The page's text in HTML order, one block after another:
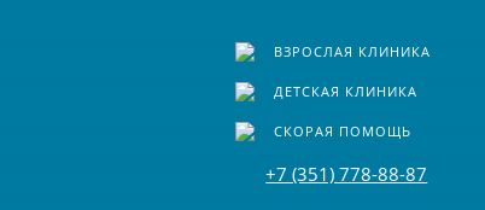
ВЗРОСЛАЯ КЛИНИКА
ДЕТСКАЯ КЛИНИКА
СКОРАЯ ПОМОЩЬ
+7 (351) 778-88-87